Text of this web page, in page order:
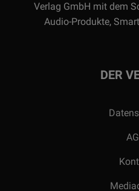
Verlag GmbH mit dem
Audio-Produkte,
DER